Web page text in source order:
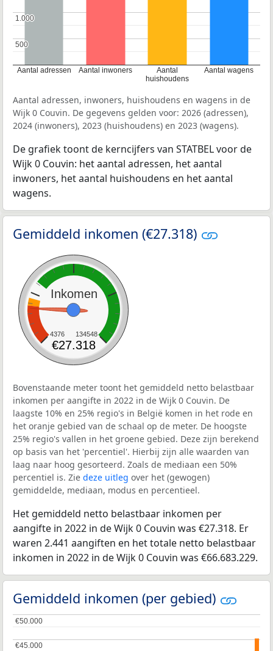
Aantal adressen Aantal inwoners
Aantal
huishoudens
Aantal wagens
500
500
1.000
1.000
Aantal adressen, inwoners, huishoudens en wagens in de
Wijk 0 Couvin. De gegevens gelden voor: 2026 (adressen),
2024 (inwoners), 2023 (huishoudens) en 2023 (wagens).
De grafiek toont de kerncijfers van STATBEL voor de
Wijk 0 Couvin: het aantal adressen, het aantal
inwoners, het aantal huishoudens en het aantal
wagens.
Gemiddeld inkomen (€27.318)
Inkomen
4376 134548
€27.318
Bovenstaande meter toont het gemiddeld netto belastbaar
inkomen per aangifte in 2022 in de Wijk 0 Couvin. De
laagste 10% en 25% regio's in België komen in het rode en
het oranje gebied van de schaal op de meter. De hoogste
25% regio's vallen in het groene gebied. Deze zijn berekend
op basis van het 'percentiel'. Hierbij zijn alle waarden van
laag naar hoog gesorteerd. Zoals de mediaan een 50%
percentiel is. Zie deze uitleg over het (gewogen)
gemiddelde, mediaan, modus en percentieel.
Het gemiddeld netto belastbaar inkomen per
aangifte in 2022 in de Wijk 0 Couvin was €27.318. Er
waren 2.441 aangiften en het totale netto belastbaar
inkomen in 2022 in de Wijk 0 Couvin was €66.683.229.
Gemiddeld inkomen (per gebied)
€45.000
€45.000
€50.000
€50.000